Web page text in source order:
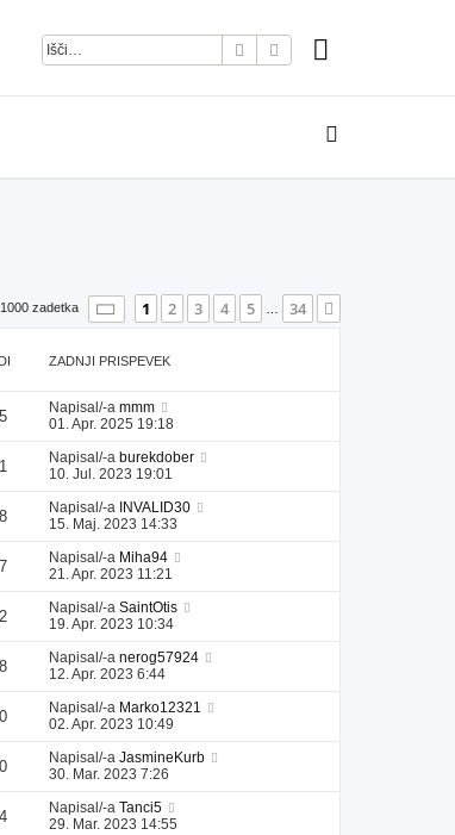
IskanjeNapredno iskanje
zadetka Stran 1od34
1 2 3 4 5 34
ZADNJI PRISPEVEK
Napisal/-a mmm
01. Apr. 2025 19:18
Napisal/-a burekdober
10. Jul. 2023 19:01
Napisal/-a INVALID30
15. Maj. 2023 14:33
Napisal/-a Miha94
21. Apr. 2023 11:21
Napisal/-a SaintOtis
19. Apr. 2023 10:34
Napisal/-a nerog57924
12. Apr. 2023 6:44
Napisal/-a Marko12321
02. Apr. 2023 10:49
Napisal/-a JasmineKurb
30. Mar. 2023 7:26
Napisal/-a Tanci5
29. Mar. 2023 14:55